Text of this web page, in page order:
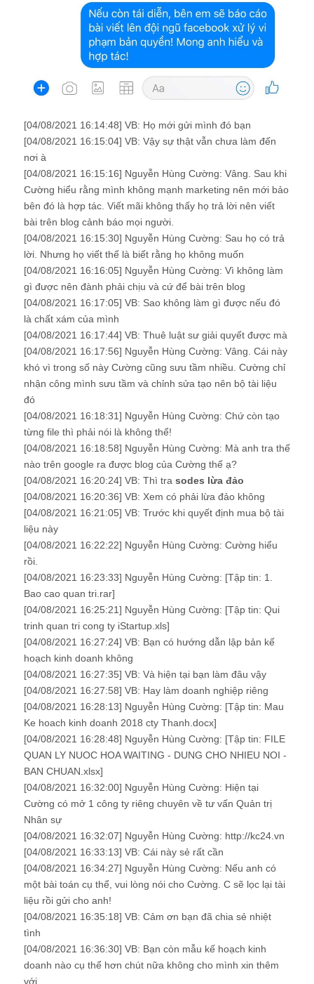
[04/08/2021 16:14:48] VB: Họ mới gửi mình đó bạn
[04/08/2021 16:15:04] VB: Vậy sự thật vẫn chưa làm đến
nơi à
[04/08/2021 16:15:16] Nguyễn Hùng Cường: Vâng. Sau khi
Cường hiểu rằng mình không mạnh marketing nên mới bảo
bên đó là hợp tác. Viết mãi không thấy họ trả lời nên viết
bài trên blog cảnh báo mọi người.
[04/08/2021 16:15:30] Nguyễn Hùng Cường: Sau họ có trả
lời. Nhưng họ viết thế là biết rằng họ không muốn
[04/08/2021 16:16:05] Nguyễn Hùng Cường: Vì không làm
gì được nên đành phải chịu và cứ để bài trên blog
[04/08/2021 16:17:05] VB: Sao không làm gì được nếu đó
là chất xám của mình
[04/08/2021 16:17:44] VB: Thuê luật sư giải quyết được mà
[04/08/2021 16:17:56] Nguyễn Hùng Cường: Vâng. Cái này
khó vì trong số này Cường cũng sưu tầm nhiều. Cường chỉ
nhận công mình sưu tầm và chỉnh sửa tạo nên bộ tài liệu
đó
[04/08/2021 16:18:31] Nguyễn Hùng Cường: Chứ còn tạo
từng file thì phải nói là không thể!
[04/08/2021 16:18:58] Nguyễn Hùng Cường: Mà anh tra thế
nào trên google ra được blog của Cường thế ạ?
[04/08/2021 16:20:24] VB: Thì tra sodes lừa đảo
[04/08/2021 16:20:36] VB: Xem có phải lừa đảo không
[04/08/2021 16:21:05] VB: Trước khi quyết định mua bộ tài
liệu này
[04/08/2021 16:22:22] Nguyễn Hùng Cường: Cường hiểu
rồi.
[04/08/2021 16:23:33] Nguyễn Hùng Cường: [Tập tin: 1.
Bao cao quan tri.rar]
[04/08/2021 16:25:21] Nguyễn Hùng Cường: [Tập tin: Qui
trinh quan tri cong ty iStartup.xls]
[04/08/2021 16:27:24] VB: Bạn có hướng dẫn lập bản kế
hoạch kinh doanh không
[04/08/2021 16:27:35] VB: Và hiện tại bạn làm đâu vậy
[04/08/2021 16:27:58] VB: Hay làm doanh nghiệp riêng
[04/08/2021 16:28:13] Nguyễn Hùng Cường: [Tập tin: Mau
Ke hoach kinh doanh 2018 cty Thanh.docx]
[04/08/2021 16:28:48] Nguyễn Hùng Cường: [Tập tin: FILE
QUAN LY NUOC HOA WAITING - DUNG CHO NHIEU NOI -
BAN CHUAN.xlsx]
[04/08/2021 16:32:00] Nguyễn Hùng Cường: Hiện tại
Cường có mở 1 công ty riêng chuyên về tư vấn Quản trị
Nhân sự
[04/08/2021 16:32:07] Nguyễn Hùng Cường: http://kc24.vn
[04/08/2021 16:33:13] VB: Cái này sẻ rất cần
[04/08/2021 16:34:27] Nguyễn Hùng Cường: Nếu anh có
một bài toán cụ thể, vui lòng nói cho Cường. C sẽ lọc lại tài
liệu rồi gửi cho anh!
[04/08/2021 16:35:18] VB: Cảm ơn bạn đã chia sẻ nhiệt
tình
[04/08/2021 16:36:30] VB: Bạn còn mẫu kế hoạch kinh
doanh nào cụ thể hơn chút nữa không cho mình xin thêm
với